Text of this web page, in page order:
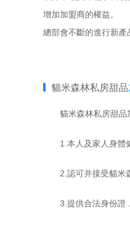
增加加盟商的權益。
總部會不斷的進行新產
貓米森林私房甜品
貓米森林私房甜品
1.本人及家人身體健
2.認可并接受貓米森
3.提供合法身份證，